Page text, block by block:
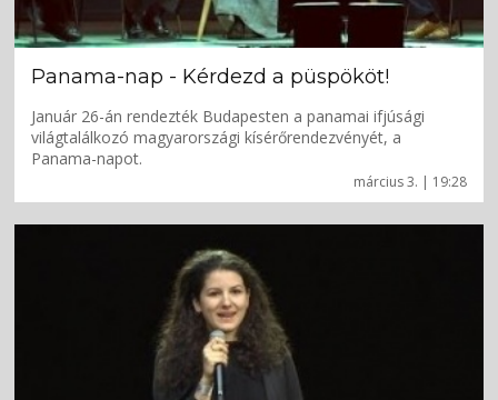
március 3. | 19:28
Panama-nap - Kérdezd a püspököt!
Január 26-án rendezték Budapesten a panamai ifjúsági
világtalálkozó magyarországi kísérőrendezvényét, a
Panama-napot.